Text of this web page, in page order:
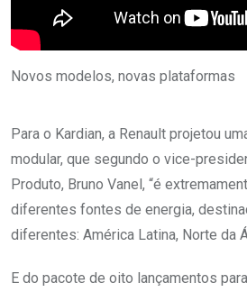
Novos modelos, novas plataformas
Para o Kardian, a Renault projetou
modular, que segundo o vice-
Produto, Bruno Vanel, “é
diferentes fontes de energia,
diferentes: América Latina, Norte da
E do pacote de oito lançamentos